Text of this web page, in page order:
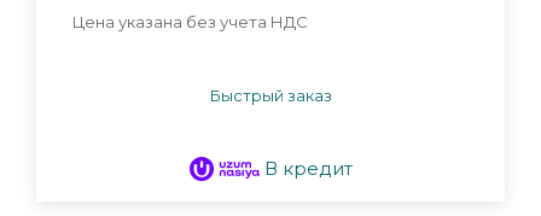
Цена указана без учета НДС
Быстрый заказ
В кредит